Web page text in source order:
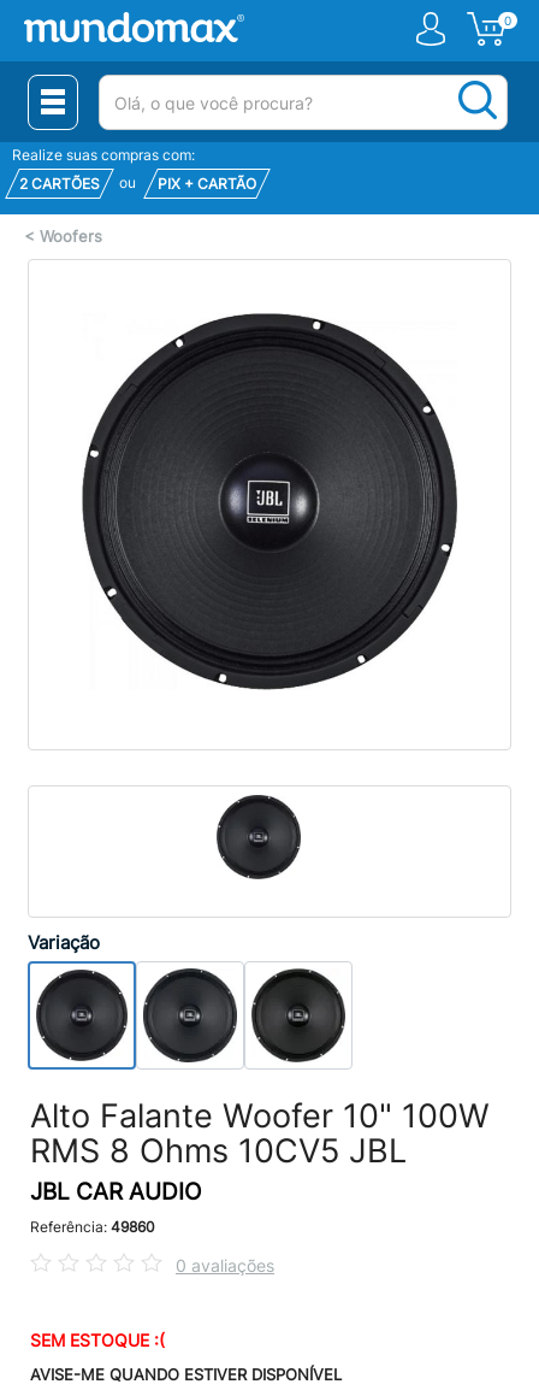
0
(pesquisar)
Realize suas compras com:
2 CARTÕES
ou PIX + CARTÃO
< Woofers
Variação
Alto Falante Woofer 10" 100W
RMS 8 Ohms 10CV5 JBL
JBL CAR AUDIO
Referência: 49860
0 avaliações
SEM ESTOQUE :(
AVISE-ME QUANDO ESTIVER DISPONÍVEL